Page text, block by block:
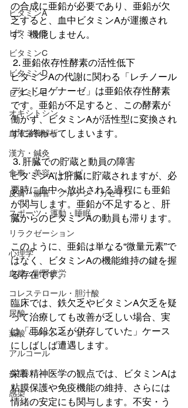
ビタミンA
ビタミンB
ビタミンC
ビタミンD
ビタミンE
オキシトシン
血液栄養解析
漢方・鍼灸
食事・美容・レシピ
皮膚・腸管・グルテン・カゼイン
スポーツ・運動・睡眠
リラクゼーション
心理学
血糖・副腎疲労
コレステロール・胆汁酸
尿酸
葉酸・メチレーション
アルコール
炎症
感染
の合成に亜鉛が必要であり、亜鉛が欠
乏すると、血中ビタミンAが運搬され
ず、機能しません。
2. 亜鉛依存性酵素の活性低下
ビタミンAの代謝に関わる「レチノール
デヒドロゲナーゼ」は亜鉛依存性酵素
です。亜鉛が不足すると、この酵素が
働かず、ビタミンAが活性型に変換され
ずに終わってしまいます。
3. 肝臓での貯蔵と動員の障害
ビタミンAは肝臓に貯蔵されますが、必
要時に血中へ放出される過程にも亜鉛
が関与します。亜鉛が不足すると、肝
臓からのビタミンAの動員も滞ります。
このように、亜鉛は単なる“微量元素”で
はなく、ビタミンAの機能維持の鍵を握
る存在です。
臨床では、鉄欠乏やビタミンA欠乏を疑
って治療しても改善が乏しい場合、実
は「亜鉛欠乏が併存していた」ケース
にしばしば遭遇します。
栄養精神医学の観点では、ビタミンAは
粘膜保護や免疫機能の維持、さらには
情緒の安定にも関与します。不安・う